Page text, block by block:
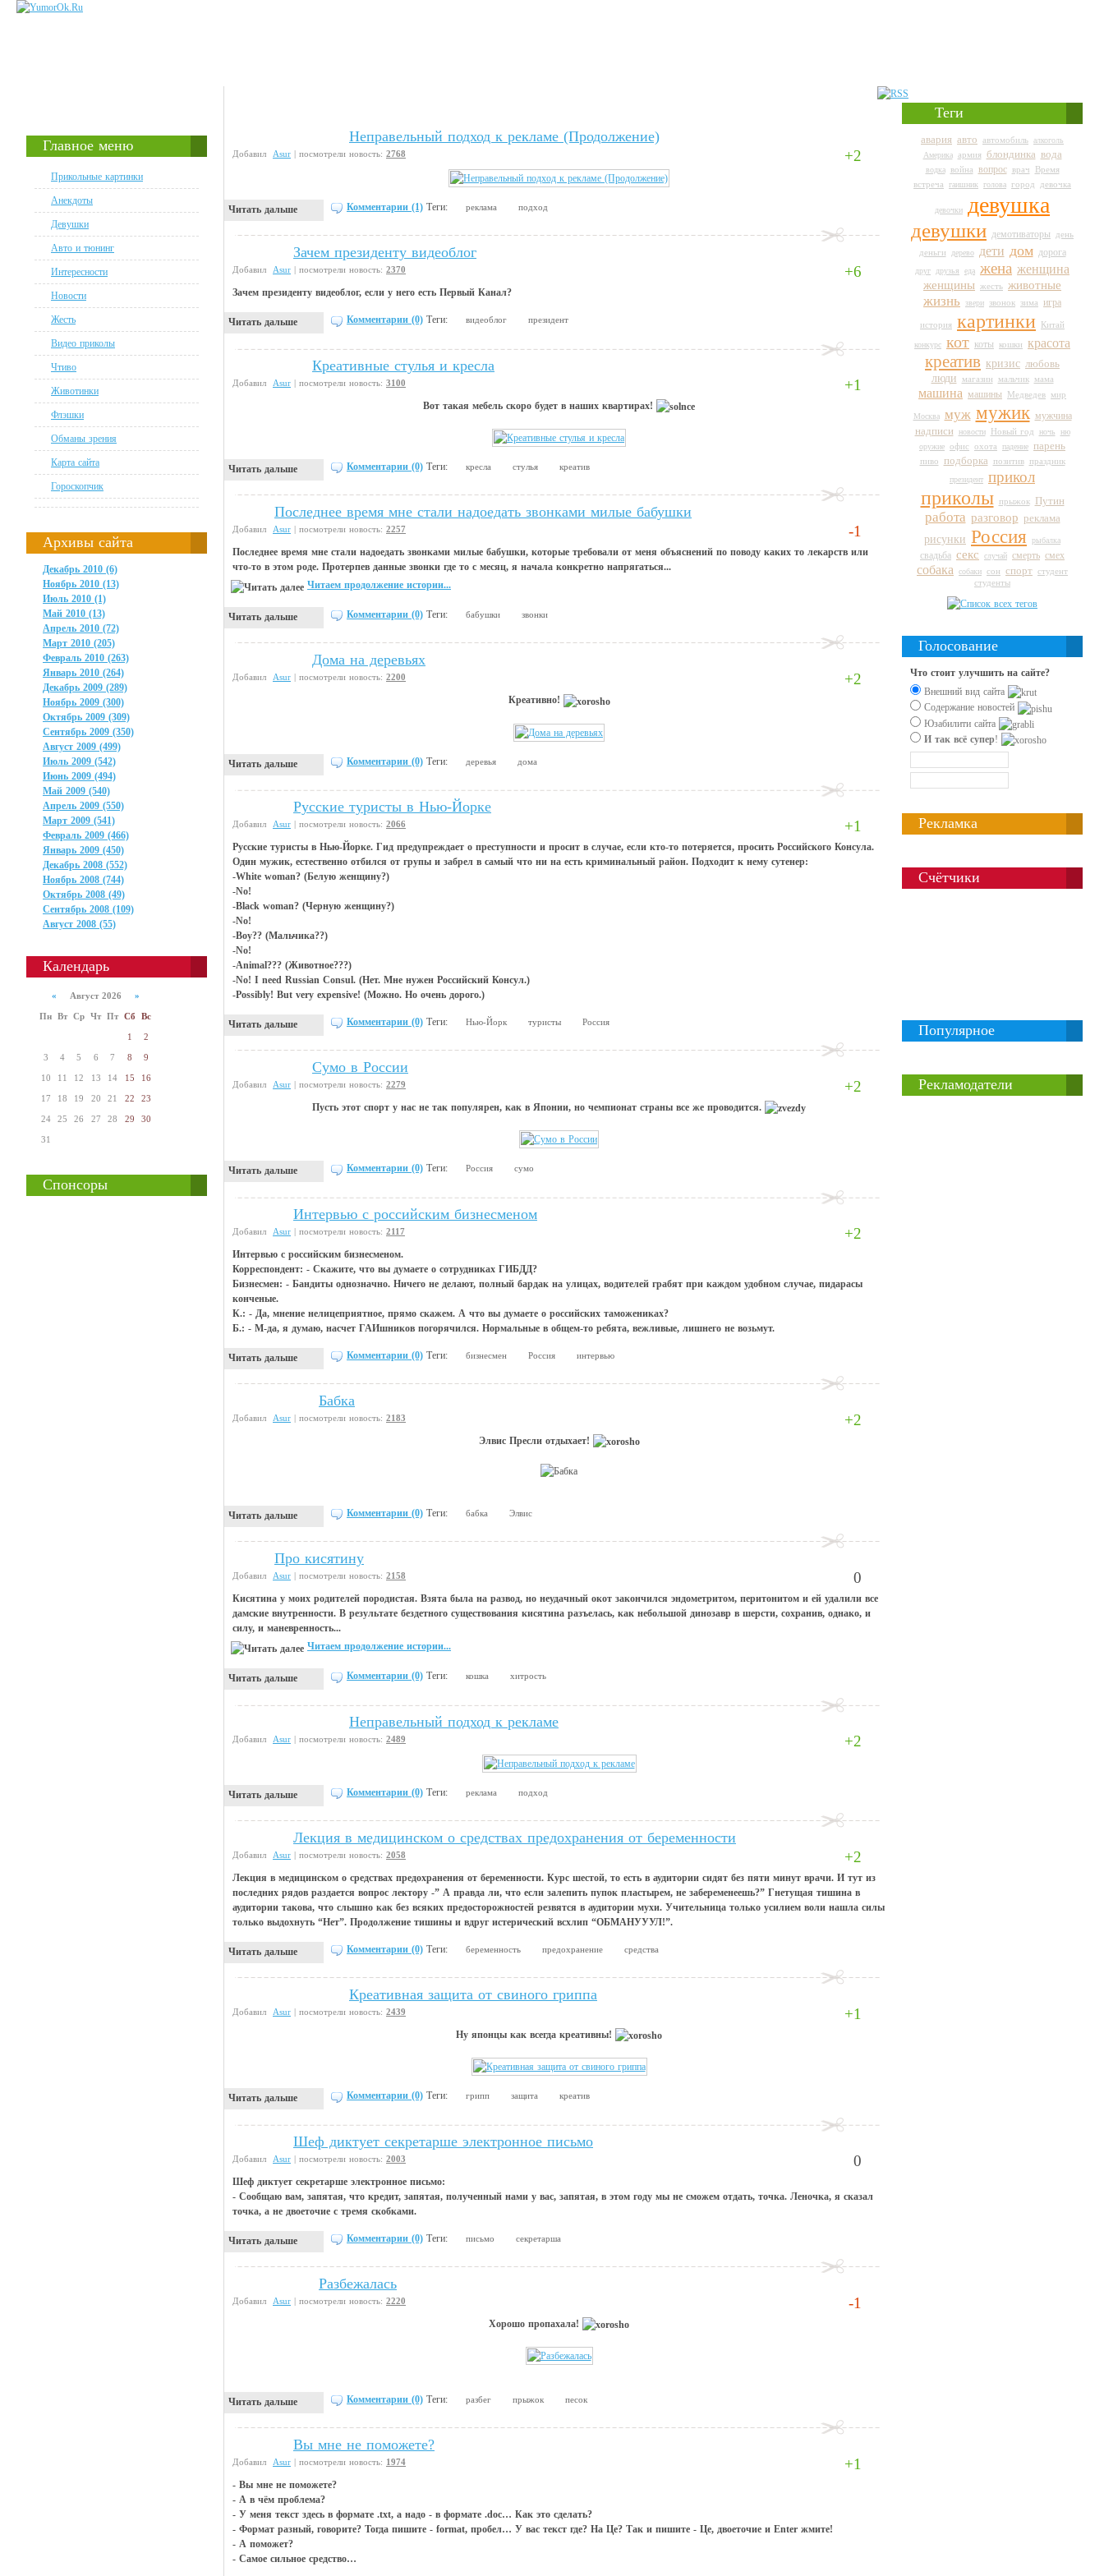
Главное меню
Прикольные картинки
Анекдоты
Девушки
Авто и тюнинг
Интересности
Новости
Жесть
Видео приколы
Чтиво
Животинки
Флэшки
Обманы зрения
Карта сайта
Гороскопчик
Архивы сайта
Декабрь 2010 (6)
Ноябрь 2010 (13)
Июль 2010 (1)
Май 2010 (13)
Апрель 2010 (72)
Март 2010 (205)
Февраль 2010 (263)
Январь 2010 (264)
Декабрь 2009 (289)
Ноябрь 2009 (300)
Октябрь 2009 (309)
Сентябрь 2009 (350)
Август 2009 (499)
Июль 2009 (542)
Июнь 2009 (494)
Май 2009 (540)
Апрель 2009 (550)
Март 2009 (541)
Февраль 2009 (466)
Январь 2009 (450)
Декабрь 2008 (552)
Ноябрь 2008 (744)
Октябрь 2008 (49)
Сентябрь 2008 (109)
Август 2008 (55)
Календарь
« Август 2026 »
Пн Вт Ср Чт Пт Сб Вс
1 2
3 4 5 6 7 8 9
10 11 12 13 14 15 16
17 18 19 20 21 22 23
24 25 26 27 28 29 30
31
Спонсоры
Неправельный подход к рекламе (Продолжение)
+2
Добавил Asur | посмотрели новость: 2768
Читать дальше Комментарии (1) Теги: реклама подход
Зачем президенту видеоблог
+6
Добавил Asur | посмотрели новость: 2370
Зачем президенту видеоблог, если у него есть Первый Канал?
Читать дальше Комментарии (0) Теги: видеоблог президент
Креативные стулья и кресла
+1
Добавил Asur | посмотрели новость: 3100
Вот такая мебель скоро будет в наших квартирах!
Читать дальше Комментарии (0) Теги: кресла стулья креатив
Последнее время мне стали надоедать звонками милые бабушки
-1
Добавил Asur | посмотрели новость: 2257
Последнее время мне стали надоедать звонками милые бабушки, которые требовали от меня объяснений по поводу каких то лекарств или
что-то в этом роде. Протерпев данные звонки где то с месяц, я начала конкретно напрягаться...
Читаем продолжение истории...
Читать дальше Комментарии (0) Теги: бабушки звонки
Дома на деревьях
+2
Добавил Asur | посмотрели новость: 2200
Креативно!
Читать дальше Комментарии (0) Теги: деревья дома
Русские туристы в Нью-Йорке
+1
Добавил Asur | посмотрели новость: 2066
Русские туристы в Нью-Йорке. Гид предупреждает о преступности и просит в случае, если кто-то потеряется, просить Российского Консула.
Один мужик, естественно отбился от групы и забрел в самый что ни на есть криминальный район. Подходит к нему сутенер:
-White woman? (Белую женщину?)
-No!
-Black woman? (Черную женщину?)
-No!
-Boy?? (Мальчика??)
-No!
-Animal??? (Животное???)
-No! I need Russian Сonsul. (Нет. Мне нужен Российский Консул.)
-Possibly! But very expensive! (Можно. Но очень дорого.)
Читать дальше Комментарии (0) Теги: Нью-Йорк туристы Россия
Сумо в России
+2
Добавил Asur | посмотрели новость: 2279
Пусть этот спорт у нас не так популярен, как в Японии, но чемпионат страны все же проводится.
Читать дальше Комментарии (0) Теги: Россия сумо
Интервью с российским бизнесменом
+2
Добавил Asur | посмотрели новость: 2117
Интервью с российским бизнесменом.
Корреспондент: - Скажите, что вы думаете о сотрудниках ГИБДД?
Бизнесмен: - Бандиты однозначно. Ничего не делают, полный бардак на улицах, водителей грабят при каждом удобном случае, пидарасы
конченые.
К.: - Да, мнение нелицеприятное, прямо скажем. А что вы думаете о российских таможениках?
Б.: - М-да, я думаю, насчет ГАИшников погорячился. Нормальные в общем-то ребята, вежливые, лишнего не возьмут.
Читать дальше Комментарии (0) Теги: бизнесмен Россия интервью
Бабка
+2
Добавил Asur | посмотрели новость: 2183
Элвис Пресли отдыхает!
Читать дальше Комментарии (0) Теги: бабка Элвис
Про кисятину
0
Добавил Asur | посмотрели новость: 2158
Кисятина у моих родителей породистая. Взята была на развод, но неудачный окот закончился эндометритом, перитонитом и ей удалили все
дамские внутренности. В результате бездетного существования кисятина разъелась, как небольшой динозавр в шерсти, сохранив, однако, и
силу, и маневренность...
Читаем продолжение истории...
Читать дальше Комментарии (0) Теги: кошка хитрость
Неправельный подход к рекламе
+2
Добавил Asur | посмотрели новость: 2489
Читать дальше Комментарии (0) Теги: реклама подход
Лекция в медицинском о средствах предохранения от беременности
+2
Добавил Asur | посмотрели новость: 2058
Лекция в медицинском о средствах предохранения от беременности. Курс шестой, то есть в аудитории сидят без пяти минут врачи. И тут из
последних рядов раздается вопрос лектору -” А правда ли, что если залепить пупок пластырем, не забеременеешь?” Гнетущая тишина в
аудитории такова, что слышно как без всяких предосторожностей резвятся в аудитории мухи. Учительница только усилием воли нашла силы
только выдохнуть “Нет”. Продолжение тишины и вдруг истерический всхлип “ОБМАНУУУЛ!”.
Читать дальше Комментарии (0) Теги: беременность предохранение средства
Креативная защита от свиного гриппа
+1
Добавил Asur | посмотрели новость: 2439
Ну японцы как всегда креативны!
Читать дальше Комментарии (0) Теги: грипп защита креатив
Шеф диктует секретарше электронное письмо
0
Добавил Asur | посмотрели новость: 2003
Шеф диктует секретарше электронное письмо:
- Сообщаю вам, запятая, что кредит, запятая, полученный нами у вас, запятая, в этом году мы не сможем отдать, точка. Леночка, я сказал
точка, а не двоеточие с тремя скобками.
Читать дальше Комментарии (0) Теги: письмо секретарша
Разбежалась
-1
Добавил Asur | посмотрели новость: 2220
Хорошо пропахала!
Читать дальше Комментарии (0) Теги: разбег прыжок песок
Вы мне не поможете?
+1
Добавил Asur | посмотрели новость: 1974
- Вы мне не поможете?
- А в чём проблема?
- У меня текст здесь в формате .txt, а надо - в формате .doc… Как это сделать?
- Формат разный, говорите? Тогда пишите - fоrmаt, пробел… У вас текст где? На Це? Так и пишите - Це, двоеточие и Еntеr жмите!
- А поможет?
- Самое сильное средство…
Теги
авария авто автомобиль алкоголь
Америка армия блондинка вода
водка война вопрос врач Время
встреча гаишник голова город девочка
девочки девушка
девушки демотиваторы день
деньги дерево дети дом дорога
друг друзья еда жена женщина
женщины жесть животные
жизнь звери звонок зима игра
история картинки Китай
конкурс кот коты кошки красота
креатив кризис любовь
люди
магазин мальчик мама
машина машины Медведев мир
Москва муж мужик мужчина
надписи
новости Новый год ночь
ню
оружие офис охота падение парень
пиво подборка позитив праздник
президент прикол
приколы прыжок Путин
работа разговор реклама
рисунки Россия рыбалка
свадьба секс случай смерть смех
собака собаки сон спорт студент
студенты
Голосование
Что стоит улучшить на сайте?
Внешний вид сайта
Содержание новостей
Юзабилити сайта
И так всё супер!
Рекламка
Счётчики
Популярное
Рекламодатели